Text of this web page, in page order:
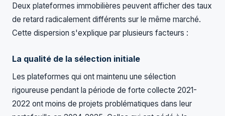
Deux plateformes immobilières peuvent afficher des taux
de retard radicalement différents sur le même marché.
Cette dispersion s'explique par plusieurs facteurs :
La qualité de la sélection initiale
Les plateformes qui ont maintenu une sélection
rigoureuse pendant la période de forte collecte 2021-
2022 ont moins de projets problématiques dans leur